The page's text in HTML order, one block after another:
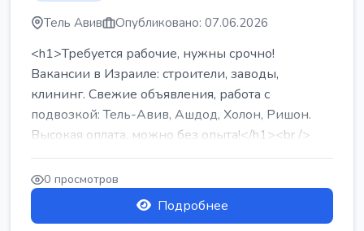
Тель Авив Опубликовано: 07.06.2026
<h1>Требуется рабочие, нужны срочно!
Вакансии в Израиле: строители, заводы,
клининг. Свежие объявления, работа с
подвозкой: Тель-Авив, Ашдод, Холон, Ришон.
Высокая оплата, можно без опыта!</h1><br />
...
0 просмотров
Подробнее